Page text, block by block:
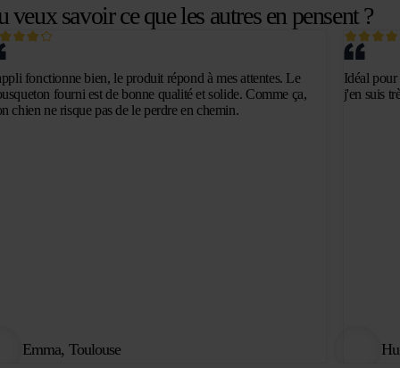
veux savoir ce que les autres en pensent ?
fonctionne bien, le produit répond à mes attentes. Le
fourni est de bonne qualité et solide. Comme ça,
chien ne risque pas de le perdre en chemin.
Emma, Toulouse
Idéal pour
j'en suis